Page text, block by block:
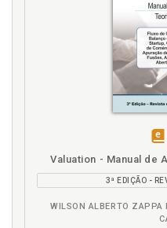
Valuation - Manual de
3ª EDIÇÃO -
WILSON ALBERTO ZAPPA